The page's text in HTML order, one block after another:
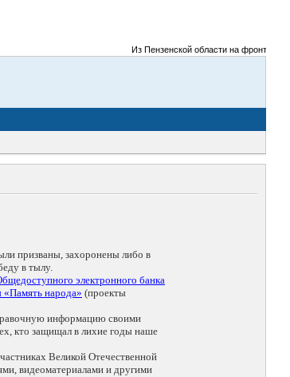
Из Пензенской области на фронты
призваны, захоронены либо в
в тылу.
электронного банка
«Память народа» (проекты
информацию своими
кто защищал в лихие годы наше
Великой Отечественной
видеоматериалами и другими